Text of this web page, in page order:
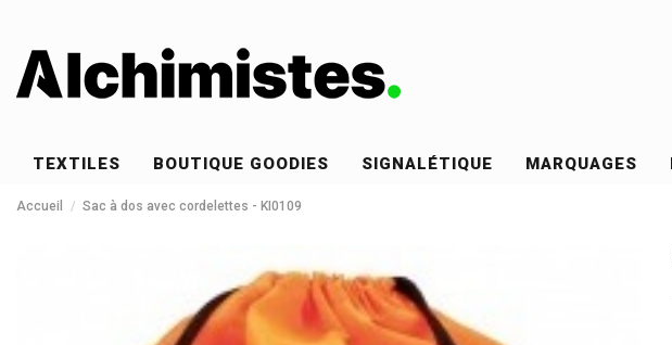
TEXTILES BOUTIQUE GOODIES SIGNALÉTIQUE MARQUAGES
Accueil Sac à dos avec cordelettes - KI0109